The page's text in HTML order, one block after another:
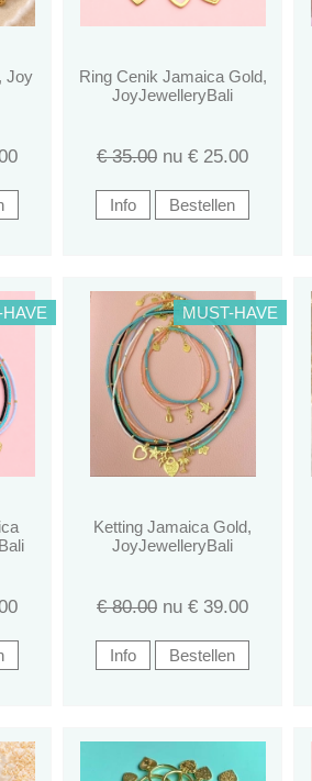
Joy
Ring Cenik Jamaica Gold,
JoyJewelleryBali
€ 35.00 nu € 25.00
MUST-HAVE
Ketting Jamaica Gold,
JoyJewelleryBali
€ 80.00 nu € 39.00